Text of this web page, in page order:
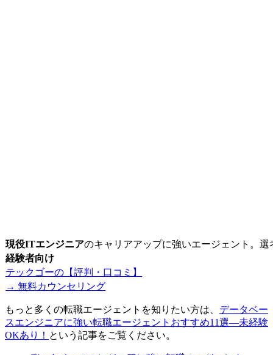
現役ITエンジニアのキャリアアップに強いエージェント。選
経験者向け
テックゴーの【評判・口コミ】
→ 無料カウンセリング
もっと多くの転職エージェントを知りたい方は、 データベー
スエンジニアに強い転職エージェントおすすめ11選―未経験
OKあり！ という記事をご覧ください。